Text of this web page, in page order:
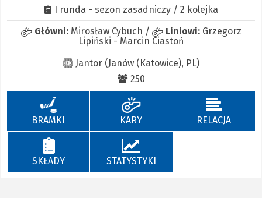
I runda - sezon zasadniczy / 2 kolejka
Główni: Mirosław Cybuch / Liniowi: Grzegorz
Lipiński - Marcin Ciastoń
Jantor (Janów (Katowice), PL)
250
BRAMKI KARY RELACJA
SKŁADY STATYSTYKI